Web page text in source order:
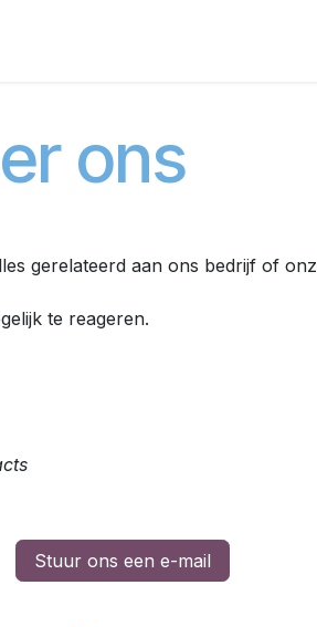
ons
gerelateerd aan ons bedrijf of
te reageren.
Stuur ons een e-mail